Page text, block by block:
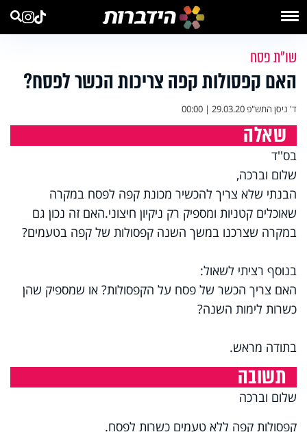
שו"ת פסח
האם קפסולות קפה צריכות הכשר לפסח?
ד' ניסן התש"פ29.03.20 | 00:00
שאלה
בס''ד
שלום וברכה,
הבנתי שלא צריך להכשיר מכונת קפה לפסח במקרה
שאוכלים קטניות ומספיק רק ניקיון חיצוני.האם זה נכון גם
במקרה שצרכנו במשך השנה קפסולות של קפה בטעמים?
בנוסף רציתי לשאול:
האם צריך הכשר של פסח על הקפסולות? או שמספיק שהן
כשרות לימות השנה?
בתודה מראש.
תשובה
שלום וברכה
קפסולות קפה ללא טעמים כשרות לפסח.